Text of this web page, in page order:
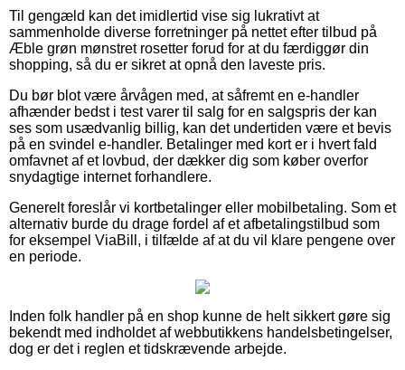
Til gengæld kan det imidlertid vise sig lukrativt at
sammenholde diverse forretninger på nettet efter tilbud på
Æble grøn mønstret rosetter forud for at du færdiggør din
shopping, så du er sikret at opnå den laveste pris.
Du bør blot være årvågen med, at såfremt en e-handler
afhænder bedst i test varer til salg for en salgspris der kan
ses som usædvanlig billig, kan det undertiden være et bevis
på en svindel e-handler. Betalinger med kort er i hvert fald
omfavnet af et lovbud, der dækker dig som køber overfor
snydagtige internet forhandlere.
Generelt foreslår vi kortbetalinger eller mobilbetaling. Som et
alternativ burde du drage fordel af et afbetalingstilbud som
for eksempel ViaBill, i tilfælde af at du vil klare pengene over
en periode.
Inden folk handler på en shop kunne de helt sikkert gøre sig
bekendt med indholdet af webbutikkens handelsbetingelser,
dog er det i reglen et tidskrævende arbejde.